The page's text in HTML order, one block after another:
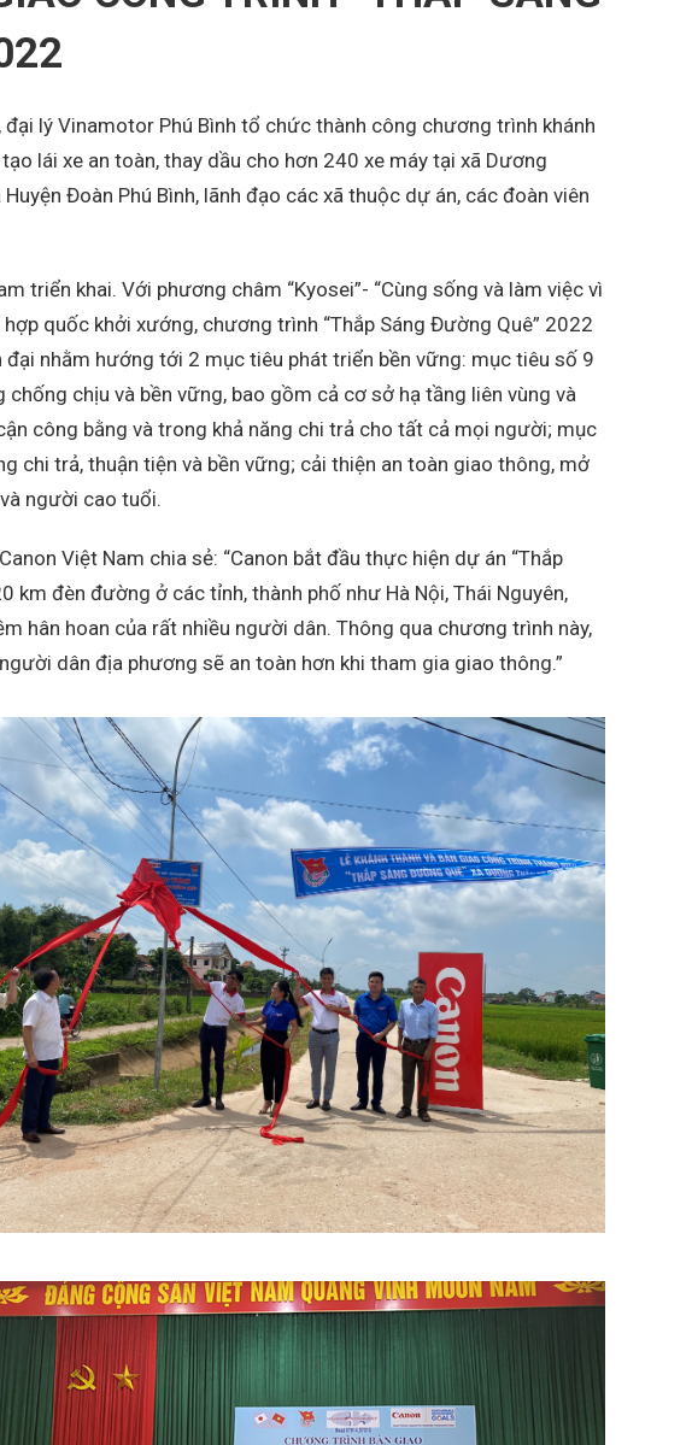
lý Vinamotor Phú Bình tổ chức thành công chương trình khánh
lái xe an toàn, thay dầu cho hơn 240 xe máy tại xã Dương
Đoàn Phú Bình, lãnh đạo các xã thuộc dự án, các đoàn viên
triển khai. Với phương châm “Kyosei”- “Cùng sống và làm việc vì
quốc khởi xướng, chương trình “Thắp Sáng Đường Quê” 2022
nhằm hướng tới 2 mục tiêu phát triển bền vững: mục tiêu số 9
chịu và bền vững, bao gồm cả cơ sở hạ tầng liên vùng và
công bằng và trong khả năng chi trả cho tất cả mọi người; mục
trả, thuận tiện và bền vững; cải thiện an toàn giao thông, mở
người cao tuổi.
Việt Nam chia sẻ: “Canon bắt đầu thực hiện dự án “Thắp
đèn đường ở các tỉnh, thành phố như Hà Nội, Thái Nguyên,
hân hoan của rất nhiều người dân. Thông qua chương trình này,
dân địa phương sẽ an toàn hơn khi tham gia giao thông.”